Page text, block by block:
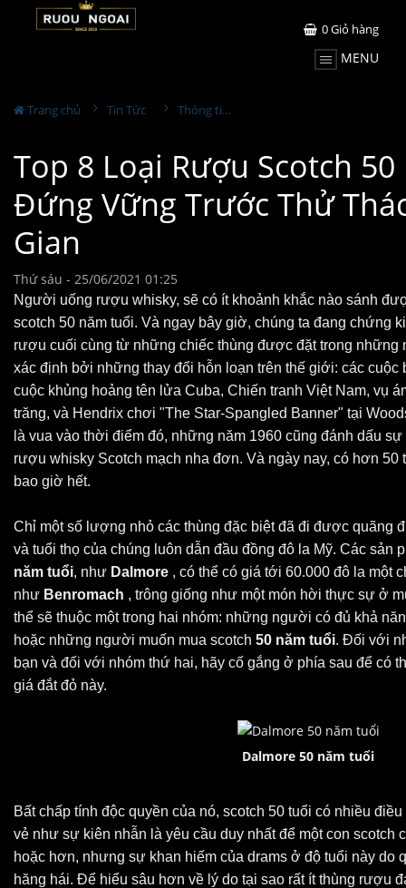
0Giỏ hàng
MENU
Trang chủ Tin Tức Thông tin Rượu ngoại
Top 8 Loại Rượu Scotch
Đứng Vững Trước Thử
Gian
Thứ sáu - 25/06/2021 01:25
Người uống rượu whisky, sẽ có ít khoảnh khắc nào sánh
scotch 50 năm tuổi. Và ngay bây giờ, chúng ta đang chứng
rượu cuối cùng từ những chiếc thùng được đặt trong những
xác định bởi những thay đổi hỗn loạn trên thế giới: các cuộc
cuộc khủng hoảng tên lửa Cuba, Chiến tranh Việt Nam, vụ
trăng, và Hendrix chơi "The Star-Spangled Banner" tại
là vua vào thời điểm đó, những năm 1960 cũng đánh dấu
rượu whisky Scotch mạch nha đơn. Và ngày nay, có hơn
bao giờ hết.
Chỉ một số lượng nhỏ các thùng đặc biệt đã đi được quãng
và tuổi thọ của chúng luôn dẫn đầu đồng đô la Mỹ. Các sản
năm tuổi, như Dalmore , có thể có giá tới 60.000 đô la một
như Benromach , trông giống như một món hời thực sự ở
thể sẽ thuộc một trong hai nhóm: những người có đủ khả
hoặc những người muốn mua scotch 50 năm tuổi. Đối với
bạn và đối với nhóm thứ hai, hãy cố gắng ở phía sau để có
giá đắt đỏ này.
Dalmore 50 năm tuổi
Bất chấp tính độc quyền của nó, scotch 50 tuổi có nhiều
vẻ như sự kiên nhẫn là yêu cầu duy nhất để một con scotch
hoặc hơn, nhưng sự khan hiếm của drams ở độ tuổi này do
hăng hái. Để hiểu sâu hơn về lý do tại sao rất ít thùng rượu